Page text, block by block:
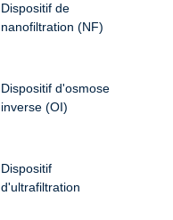
Dispositif de
nanofiltration (NF)
Dispositif d'osmose
inverse (OI)
Dispositif
d'ultrafiltration